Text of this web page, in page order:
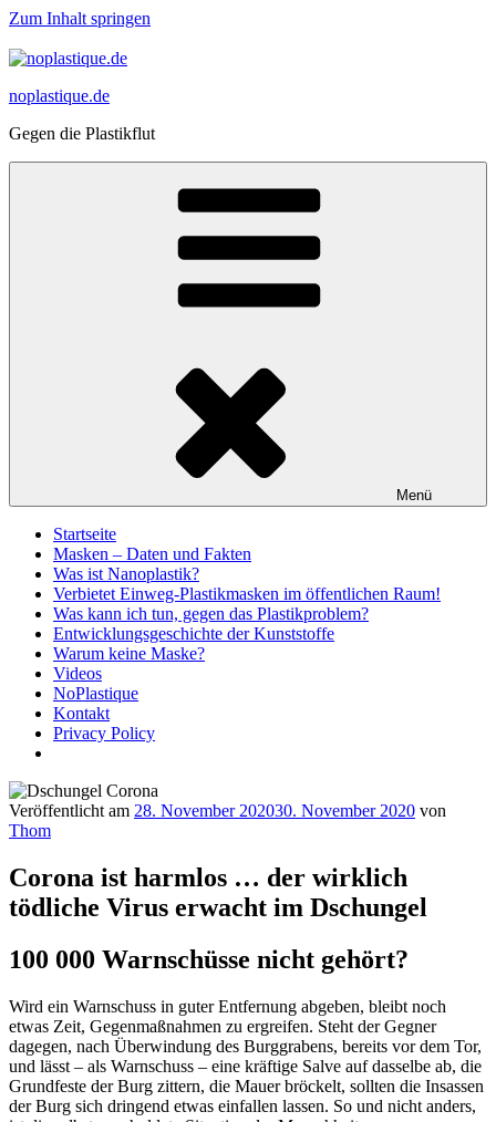
Zum Inhalt springen
noplastique.de
Gegen die Plastikflut
Menü
Startseite
Masken – Daten und Fakten
Was ist Nanoplastik?
Verbietet Einweg-Plastikmasken im öffentlichen Raum!
Was kann ich tun, gegen das Plastikproblem?
Entwicklungsgeschichte der Kunststoffe
Warum keine Maske?
Videos
NoPlastique
Kontakt
Privacy Policy
Veröffentlicht am 28. November 202030. November 2020 von
Thom
Corona ist harmlos … der wirklich
tödliche Virus erwacht im Dschungel
100 000 Warnschüsse nicht gehört?
Wird ein Warnschuss in guter Entfernung abgeben, bleibt noch
etwas Zeit, Gegenmaßnahmen zu ergreifen. Steht der Gegner
dagegen, nach Überwindung des Burggrabens, bereits vor dem Tor,
und lässt – als Warnschuss – eine kräftige Salve auf dasselbe ab, die
Grundfeste der Burg zittern, die Mauer bröckelt, sollten die Insassen
der Burg sich dringend etwas einfallen lassen. So und nicht anders,